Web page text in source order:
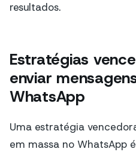
resultados.
Estratégias
enviar
WhatsApp
Uma estratégia
em massa no WhatsApp